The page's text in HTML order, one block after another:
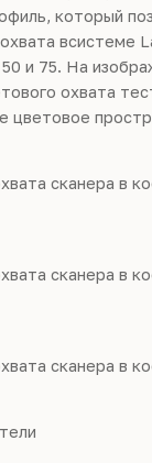
который
всистеме
и 75. На
охвата
цветовое
сканера в
сканера в
сканера в